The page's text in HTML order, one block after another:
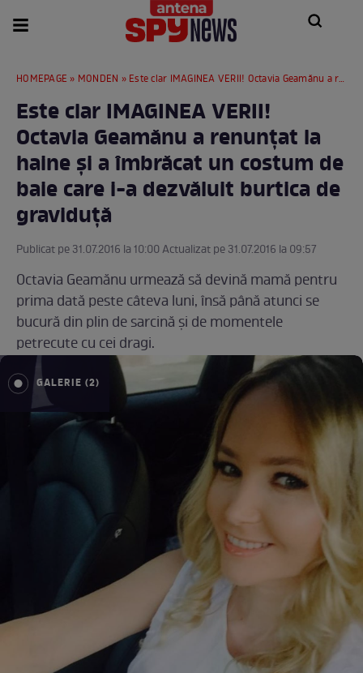
HOMEPAGE » MONDEN » Este clar IMAGINEA VERII! Octavia Geamănu a renunțat la haine și a îmbrăcat un costum de baie care i-a dezvăluit burtica de graviduță
Este clar IMAGINEA VERII!
Octavia Geamănu a renunțat la
haine și a îmbrăcat un costum de
baie care i-a dezvăluit burtica de
graviduță
Publicat pe 31.07.2016 la 10:00 Actualizat pe 31.07.2016 la 09:57
Octavia Geamănu urmează să devină mamă pentru
prima dată peste câteva luni, însă până atunci se
bucură din plin de sarcină și de momentele
petrecute cu cei dragi.
GALERIE (2)